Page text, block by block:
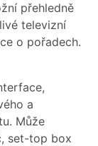
přehledně
televizní
o pořadech.
a
Může
set-top box